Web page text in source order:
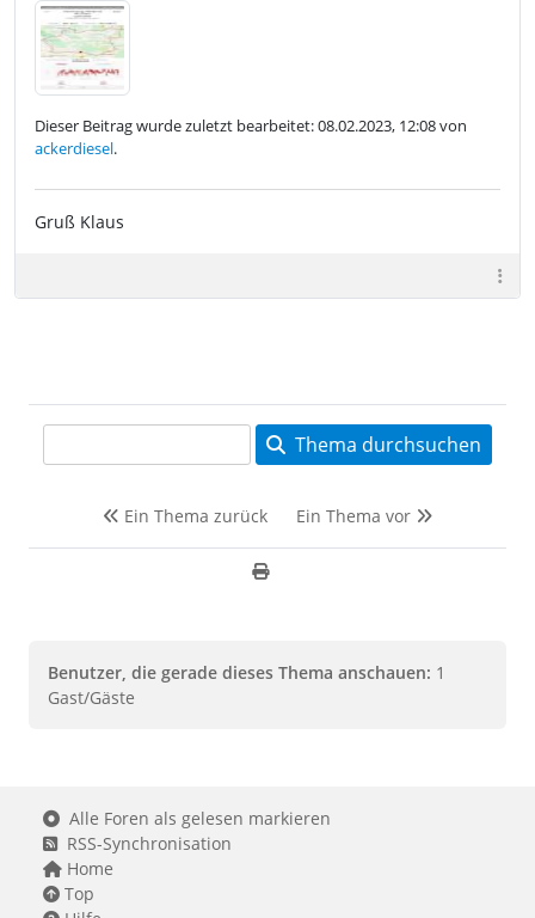
Dieser Beitrag wurde zuletzt bearbeitet: 08.02.2023, 12:08 von
ackerdiesel.
Gruß Klaus
Thema durchsuchen
Ein Thema zurück Ein Thema vor
Benutzer, die gerade dieses Thema anschauen: 1
Gast/Gäste
Alle Foren als gelesen markieren
RSS-Synchronisation
Home
Top